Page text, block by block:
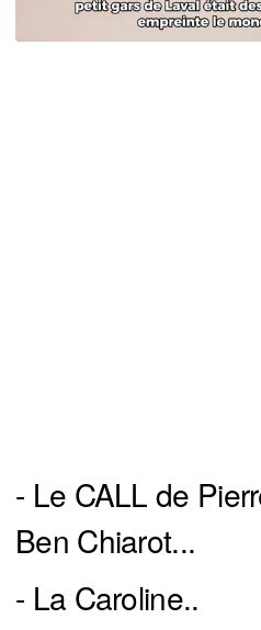
- Le CALL de
Ben Chiarot...
- La Caroline..